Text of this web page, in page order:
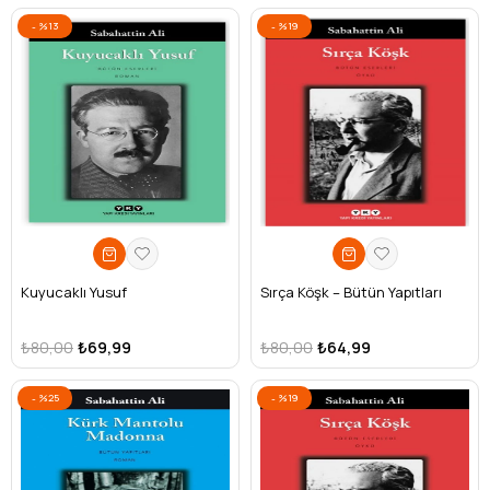
Kuyucaklı Yusuf
₺69,99
₺80,00
%13
Sırça Köşk – Bütün Yapıtları
₺64,99
₺80,00
%19
%25 %19